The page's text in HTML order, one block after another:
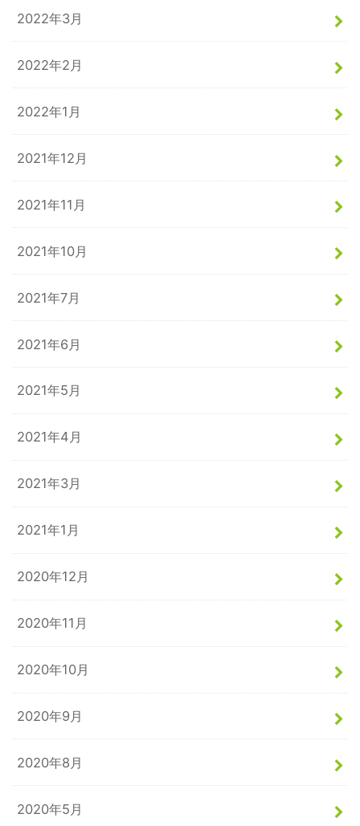
2022年3月
2022年2月
2022年1月
2021年12月
2021年11月
2021年10月
2021年7月
2021年6月
2021年5月
2021年4月
2021年3月
2021年1月
2020年12月
2020年11月
2020年10月
2020年9月
2020年8月
2020年5月